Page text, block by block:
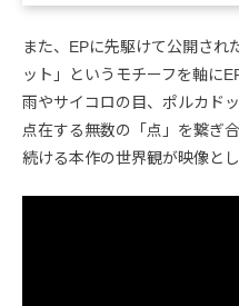
また、EPに先駆けて公開され
ット」というモチーフを軸に
雨やサイコロの目、ポルカド
点在する無数の「点」を繋ぎ
続ける本作の世界観が映像と